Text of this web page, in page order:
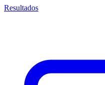
Resultados